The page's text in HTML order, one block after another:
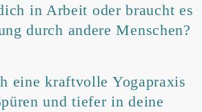
in Arbeit oder braucht es
durch andere Menschen?
eine kraftvolle Yogapraxis
und tiefer in deine